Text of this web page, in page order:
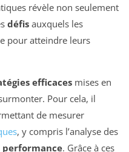
révèle non seulement
défis auxquels les
pour atteindre leurs
efficaces mises en
Pour cela, il
de mesurer
, y compris l’analyse des
. Grâce à ces